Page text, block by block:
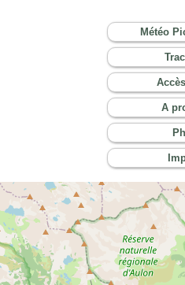
Météo
A
Cartes
Open
Open
ESRI